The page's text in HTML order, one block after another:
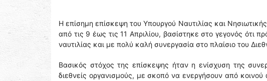
Η επίσημη επίσκεψη του Υπουργού Ναυτιλίας και
από τις 9 έως τις 11 Απριλίου, βασίστηκε στο γεγονός ότι
ναυτιλίας και με πολύ καλή συνεργασία στο πλαίσιο του
Βασικός στόχος της επίσκεψης ήταν η ενίσχυση της
διεθνείς οργανισμούς, με σκοπό να ενεργήσουν από